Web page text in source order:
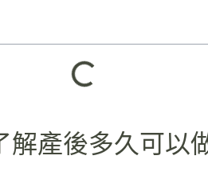
解產後多久可以